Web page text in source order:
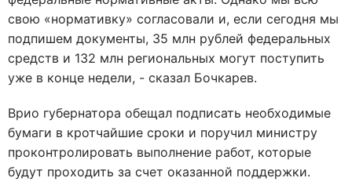
свою «нормативку» согласовали и, если сегодня мы
подпишем документы, 35 млн рублей федеральных
средств и 132 млн региональных могут поступить
уже в конце недели, - сказал Бочкарев.
Врио губернатора обещал подписать необходимые
бумаги в кротчайшие сроки и поручил министру
проконтролировать выполнение работ, которые
будут проходить за счет оказанной поддержки.